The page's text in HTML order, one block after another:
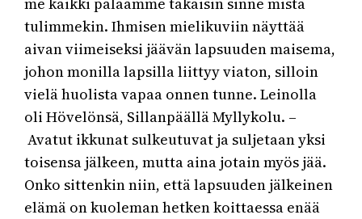
tulimmekin. Ihmisen mielikuviin näyttää
aivan viimeiseksi jäävän lapsuuden maisema,
johon monilla lapsilla liittyy viaton, silloin
vielä huolista vapaa onnen tunne. Leinolla
oli Hövelönsä, Sillanpäällä Myllykolu. –
Avatut ikkunat sulkeutuvat ja suljetaan yksi
toisensa jälkeen, mutta aina jotain myös jää.
Onko sittenkin niin, että lapsuuden jälkeinen
elämä on kuoleman hetken koittaessa enää